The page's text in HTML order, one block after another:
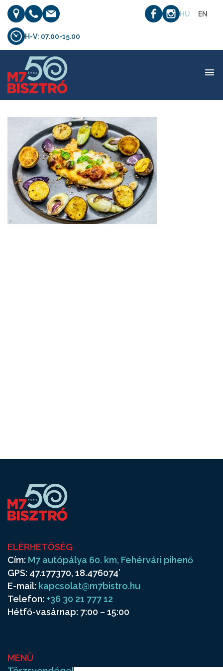
HU EN
H-V: 07.00-15.00
ELÉRHETŐSÉG
Cím: M7 autópálya 60. km, Fehérvári pihenő
GPS: 47.177370, 18.476074′
E-mail: kapcsolat@m7bistro.hu
Telefon: +36 30 21 777 12
Hétfő-vasárnap: 7:00 – 15:00
MENÜ